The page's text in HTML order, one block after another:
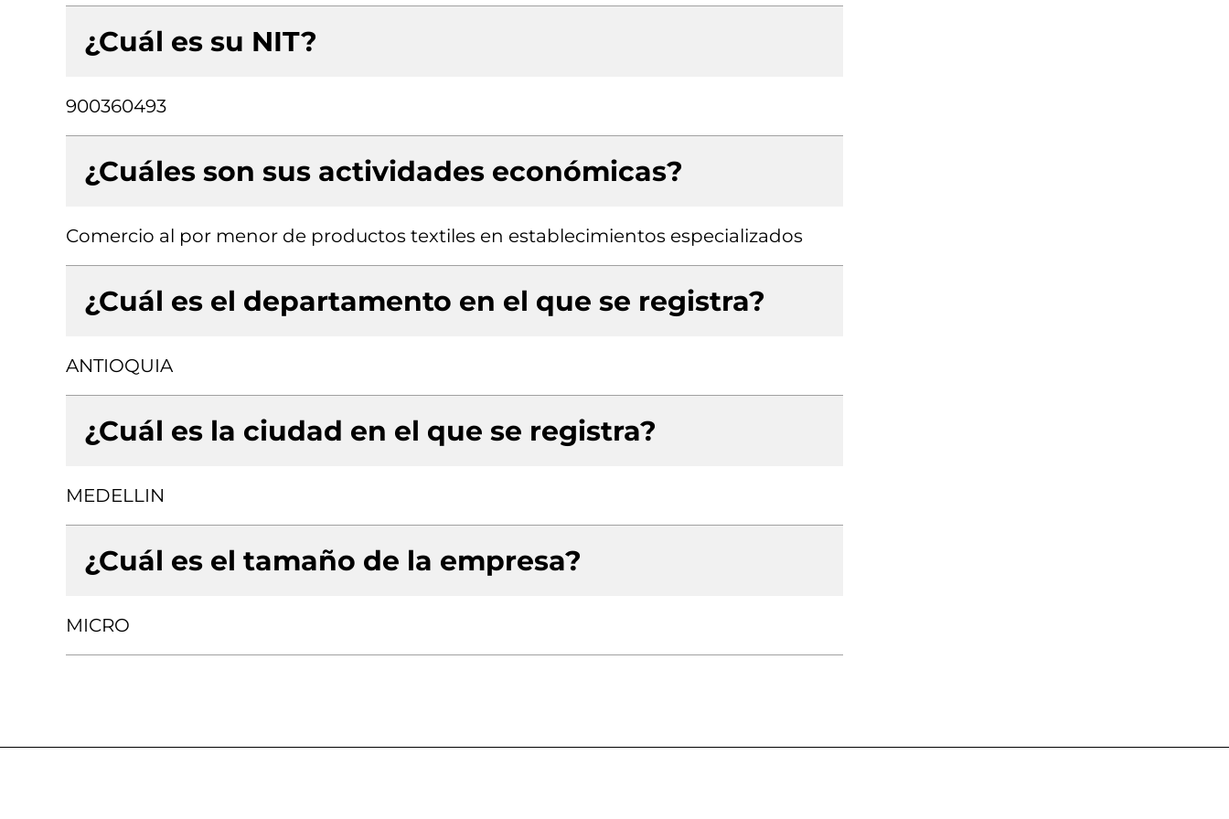
¿Cuál es su NIT?
900360493
¿Cuáles son sus actividades económicas?
Comercio al por menor de productos textiles en establecimientos especializados
¿Cuál es el departamento en el que se registra?
ANTIOQUIA
¿Cuál es la ciudad en el que se registra?
MEDELLIN
¿Cuál es el tamaño de la empresa?
MICRO